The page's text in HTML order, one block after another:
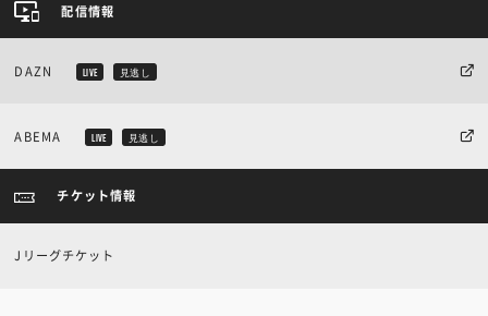
配信情報
DAZN LIVE 見逃し
ABEMA LIVE 見逃し
チケット情報
Jリーグチケット